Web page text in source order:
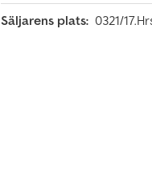
Säljarens plats: 0321/